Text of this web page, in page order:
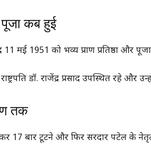
पूजा कब हुई
11 मई 1951 को भव्य प्राण प्रतिष्ठा और
डॉ. राजेंद्र प्रसाद उपस्थित रहे और
तक
बार टूटने और फिर सरदार पटेल के नेतृत्व